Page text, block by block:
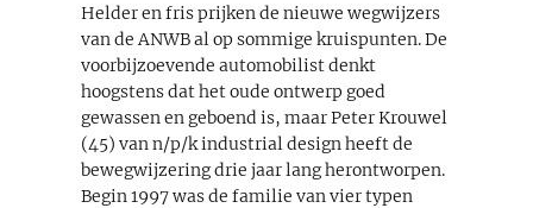
Helder en fris prijken de nieuwe wegwijzers
van de ANWB al op sommige kruispunten. De
voorbijzoevende automobilist denkt
hoogstens dat het oude ontwerp goed
gewassen en geboend is, maar Peter Krouwel
(45) van n/p/k industrial design heeft de
bewegwijzering drie jaar lang herontworpen.
Begin 1997 was de familie van vier typen